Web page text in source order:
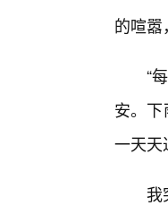
的喧
“
安。
一天天
我